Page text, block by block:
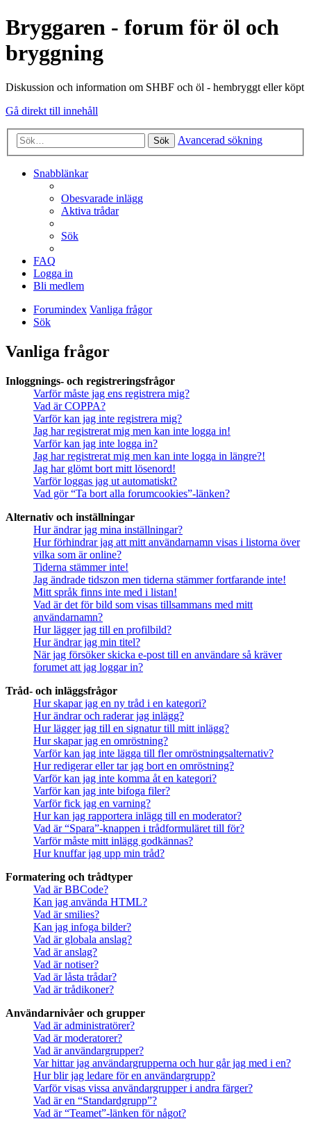
Bryggaren - forum för öl och
bryggning
Diskussion och information om SHBF och öl - hembryggt eller köpt
Gå direkt till innehåll
Sök Avancerad sökning
Snabblänkar
Obesvarade inlägg
Aktiva trådar
Sök
FAQ
Logga in
Bli medlem
Forumindex Vanliga frågor
Sök
Vanliga frågor
Inloggnings- och registreringsfrågor
Varför måste jag ens registrera mig?
Vad är COPPA?
Varför kan jag inte registrera mig?
Jag har registrerat mig men kan inte logga in!
Varför kan jag inte logga in?
Jag har registrerat mig men kan inte logga in längre?!
Jag har glömt bort mitt lösenord!
Varför loggas jag ut automatiskt?
Vad gör “Ta bort alla forumcookies”-länken?
Alternativ och inställningar
Hur ändrar jag mina inställningar?
Hur förhindrar jag att mitt användarnamn visas i listorna över
vilka som är online?
Tiderna stämmer inte!
Jag ändrade tidszon men tiderna stämmer fortfarande inte!
Mitt språk finns inte med i listan!
Vad är det för bild som visas tillsammans med mitt
användarnamn?
Hur lägger jag till en profilbild?
Hur ändrar jag min titel?
När jag försöker skicka e-post till en användare så kräver
forumet att jag loggar in?
Tråd- och inläggsfrågor
Hur skapar jag en ny tråd i en kategori?
Hur ändrar och raderar jag inlägg?
Hur lägger jag till en signatur till mitt inlägg?
Hur skapar jag en omröstning?
Varför kan jag inte lägga till fler omröstningsalternativ?
Hur redigerar eller tar jag bort en omröstning?
Varför kan jag inte komma åt en kategori?
Varför kan jag inte bifoga filer?
Varför fick jag en varning?
Hur kan jag rapportera inlägg till en moderator?
Vad är “Spara”-knappen i trådformuläret till för?
Varför måste mitt inlägg godkännas?
Hur knuffar jag upp min tråd?
Formatering och trådtyper
Vad är BBCode?
Kan jag använda HTML?
Vad är smilies?
Kan jag infoga bilder?
Vad är globala anslag?
Vad är anslag?
Vad är notiser?
Vad är låsta trådar?
Vad är trådikoner?
Användarnivåer och grupper
Vad är administratörer?
Vad är moderatorer?
Vad är användargrupper?
Var hittar jag användargrupperna och hur går jag med i en?
Hur blir jag ledare för en användargrupp?
Varför visas vissa användargrupper i andra färger?
Vad är en “Standardgrupp”?
Vad är “Teamet”-länken för något?